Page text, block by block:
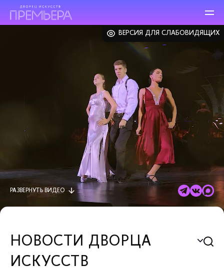
ВЕРСИЯ ДЛЯ СЛАБОВИДЯЩИХ
РАЗВЕРНУТЬ ВИДЕО
НОВОСТИ ДВОРЦА
ИСКУССТВ